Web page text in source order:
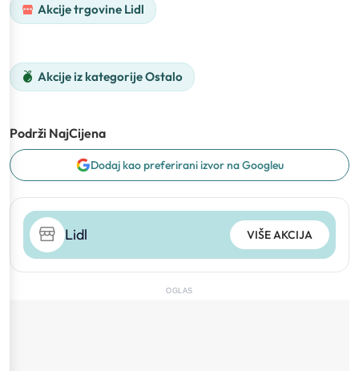
Akcije trgovine Lidl
Akcije iz kategorije Ostalo
Podrži NajCijena
Dodaj kao preferirani izvor na Googleu
Lidl VIŠE AKCIJA
OGLAS